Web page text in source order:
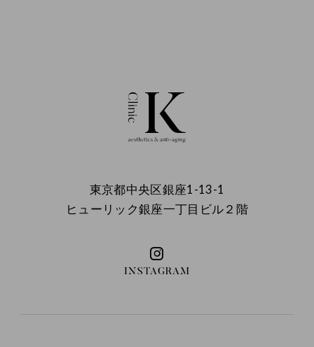
INSTAGRAM
東京都中央区銀座1-13-1
ヒューリック銀座一丁目ビル２階